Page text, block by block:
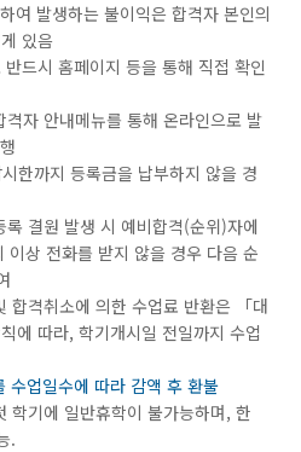
여 발생하는 불이익은 합격자 본인의
있음
드시 홈페이지 등을 통해 직접 확인
격자 안내메뉴를 통해 온라인으로 발
한까지 등록금을 납부하지 않을 경
결원 발생 시 예비합격(순위)자에
상 전화를 받지 않을 경우 다음 순
합격취소에 의한 수업료 반환은 「대
에 따라, 학기개시일 전일까지 수업
수업일수에 따라 감액 후 환불
학기에 일반휴학이 불가능하며, 한
.